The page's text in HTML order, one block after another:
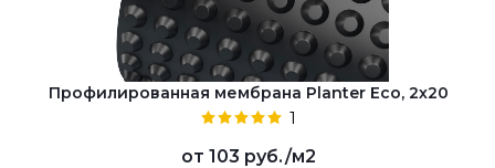
Профилированная мембрана Planter Eco, 2х20
1
от 103 руб./м2